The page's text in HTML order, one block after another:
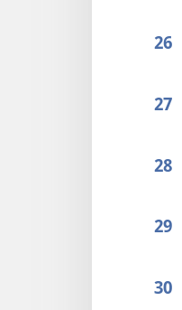
26
27
28
29
30